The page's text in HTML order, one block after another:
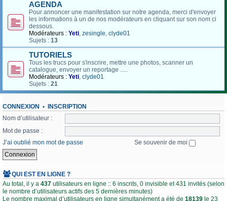
AGENDA
Pour annoncer une manifestation sur notre agenda, merci d'envoyer
les informations à un de nos modérateurs en cliquant sur son nom ci
dessous.
Modérateurs : Yeti, zesingle, clyde01
Sujets : 13
TUTORIELS
Tous les trucs pour s'inscrire, mettre une photos, scanner un
catalogue, envoyer un reportage .....
Modérateurs : Yeti, clyde01
Sujets : 21
CONNEXION • INSCRIPTION
Nom d’utilisateur :
Mot de passe :
J’ai oublié mon mot de passe
Se souvenir de moi
QUI EST EN LIGNE ?
Au total, il y a 437 utilisateurs en ligne :: 6 inscrits, 0 invisible et 431 invités (selon
le nombre d’utilisateurs actifs des 5 dernières minutes)
Le nombre maximal d’utilisateurs en ligne simultanément a été de 18139 le 23